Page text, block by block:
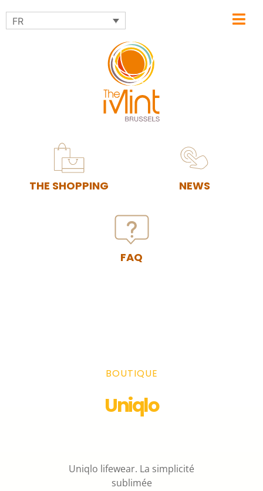
THE SHOPPING NEWS
FAQ
FR
BOUTIQUE
Uniqlo
Uniqlo lifewear. La simplicité
sublimée